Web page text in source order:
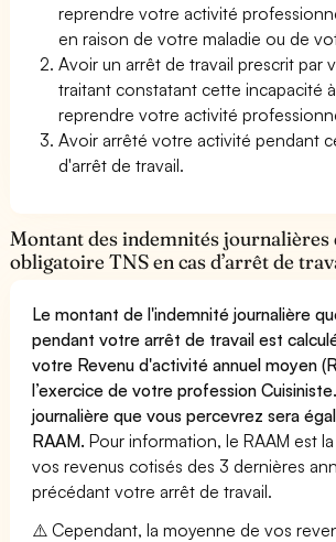
reprendre votre activité
en raison de votre maladie ou de
Avoir un arrêt de travail prescrit par
traitant constatant cette incapacité
reprendre votre activité
Avoir arrêté votre activité pendant
d'arrêt de travail.
Montant des indemnités journalières
obligatoire TNS en cas d’arrêt de
Le montant de l'indemnité journalière
pendant votre arrêt de travail est
votre Revenu d'activité annuel moyen
l’exercice de votre profession
journalière que vous percevrez sera
RAAM. Pour information, le RAAM est
vos revenus cotisés des 3 dernières
précédant votre arrêt de travail.
⚠️ Cependant, la moyenne de vos